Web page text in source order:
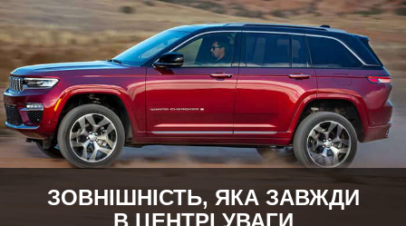
ЗОВНІШНІСТЬ, ЯКА ЗАВЖДИ